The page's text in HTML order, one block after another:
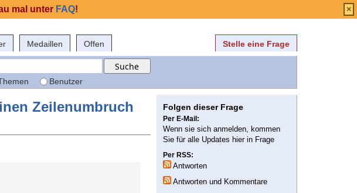
Medaillen Offen Stelle eine Frage
Benutzer
Zeilenumbruch
Folgen dieser Frage
Per E-Mail:
Wenn sie sich anmelden, kommen
Sie für alle Updates hier in Frage
Per RSS:
Antworten
Antworten und Kommentare
mal unter FAQ! ×